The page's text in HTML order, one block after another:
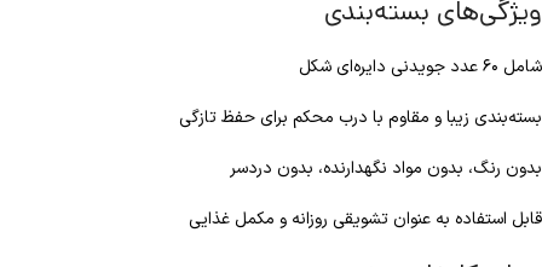
ویژگی‌های بسته‌بندی
شامل ۶۰ عدد جویدنی دایره‌ای شکل
بسته‌بندی زیبا و مقاوم با درب محکم برای حفظ تازگی
بدون رنگ، بدون مواد نگهدارنده، بدون دردسر
قابل استفاده به عنوان تشویقی روزانه و مکمل غذایی